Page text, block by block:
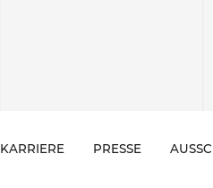
KARRIERE PRESSE